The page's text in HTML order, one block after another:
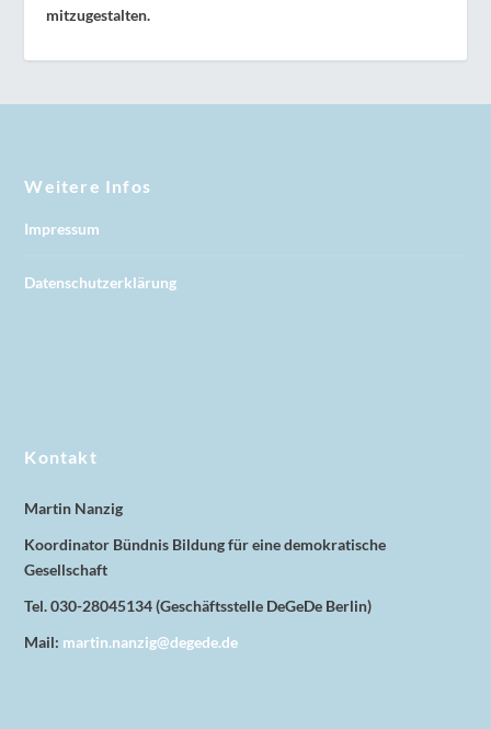
mitzugestalten.
Weitere Infos
Impressum
Datenschutzerklärung
Kontakt
Martin Nanzig
Koordinator Bündnis Bildung für eine demokratische
Gesellschaft
Tel. 030-28045134 (Geschäftsstelle DeGeDe Berlin)
Mail: martin.nanzig@degede.de